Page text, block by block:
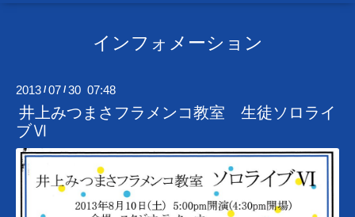
インフォメーション
2013 /07 /30 07:48
井上みつまさフラメンコ教室 生徒ソロライ
ブⅥ